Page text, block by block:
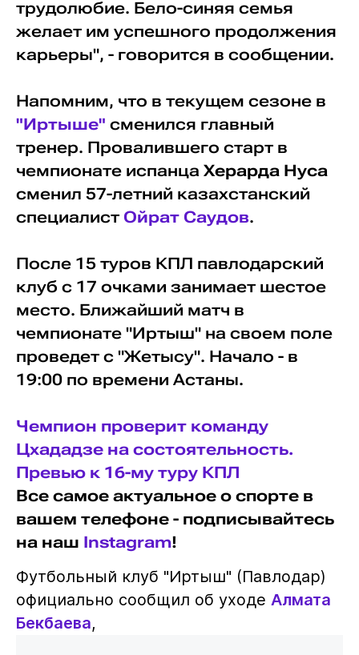
трудолюбие. Бело-синяя семья
желает им успешного продолжения
карьеры", - говорится в сообщении.
Напомним, что в текущем сезоне в
"Иртыше" сменился главный
тренер. Провалившего старт в
чемпионате испанца Херарда Нуса
сменил 57-летний казахстанский
специалист Ойрат Саудов.
После 15 туров КПЛ павлодарский
клуб с 17 очками занимает шестое
место. Ближайший матч в
чемпионате "Иртыш" на своем поле
проведет с "Жетысу". Начало - в
19:00 по времени Астаны.
Чемпион проверит команду
Цхададзе на состоятельность.
Превью к 16-му туру КПЛ
Все самое актуальное о спорте в
вашем телефоне - подписывайтесь
на наш Instagram!
Футбольный клуб "Иртыш" (Павлодар)
официально сообщил об уходе Алмата
Бекбаева,